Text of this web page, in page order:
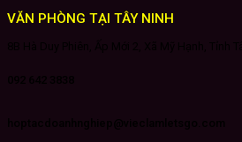
VĂN PHÒNG TẠI TÂY NINH